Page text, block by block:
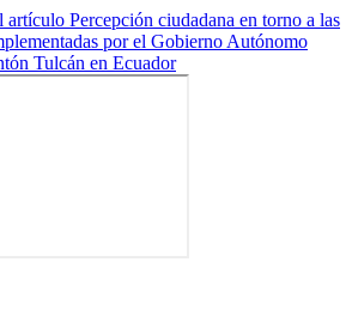
artículo Percepción ciudadana en torno a las
por el Gobierno Autónomo
Tulcán en Ecuador